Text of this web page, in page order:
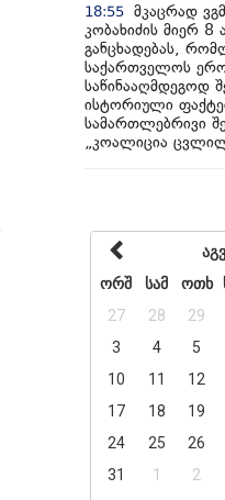
18:55 მკაცრად
კობახიძის მიერ 8
განცხადებას,
საქართველოს
საწინააღმდეგოდ
ისტორიული
სამართლებრივი
„კოალიცია
ორშ
სამ ოთხ
27
28 29
3
4 5
10
11 12
17
18 19
24
25 26
31
1 2